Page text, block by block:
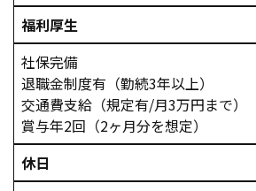
福利厚生
社保完備
退職金制度有（勤続3年以上）
交通費支給（規定有/月3万円まで）
賞与年2回（2ヶ月分を想定）
休日